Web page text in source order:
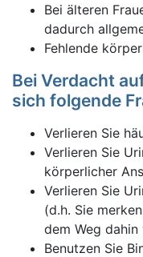
Bei älteren
dadurch
Fehlende
Bei Verdacht
sich folgende
Verlieren Sie
Verlieren Sie
körperlicher
Verlieren Sie
(d.h. Sie
dem Weg
Benutzen Sie